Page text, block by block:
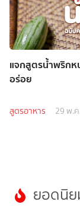
แจกสูตรน้ำพริกห
อร่อย
สูตรอาหาร 29 พ.
ยอดนิ